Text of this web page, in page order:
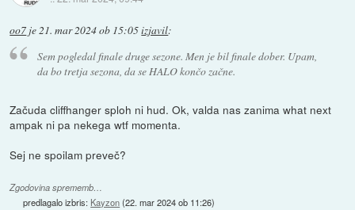
oo7 je21. mar 2024 ob 15:05izjavil:
Sem pogledal finale druge sezone. Men je bil finale dober. Upam,
da bo tretja sezona, da se HALO končo začne.
Začuda cliffhanger sploh ni hud. Ok, valda nas zanima what next
ampak ni pa nekega wtf momenta.
Sej ne spoilam preveč?
Zgodovina sprememb…
predlagalo izbris: Kayzon(22. mar 2024 ob 11:26)